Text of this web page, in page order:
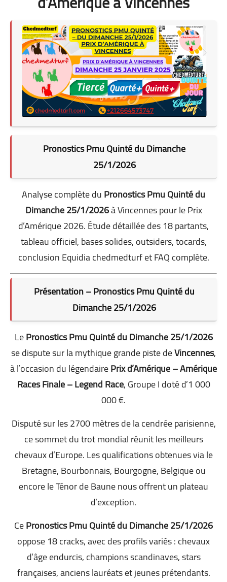
Pronostics Pmu Quinté du Dimanche
25/1/2026
Analyse complète duPronostics Pmu Quinté du
Dimanche 25/1/2026à Vincennes pour le Prix
d’Amérique 2026. Étude détaillée des 18 partants,
tableau officiel, bases solides, outsiders, tocards,
conclusion Equidia chedmedturf et FAQ complète.
Présentation – Pronostics Pmu Quinté du
Dimanche 25/1/2026
LePronostics Pmu Quinté du Dimanche 25/1/2026
se dispute sur la mythique grande piste deVincennes,
à l’occasion du légendairePrix d’Amérique – Amérique
Races Finale – Legend Race, Groupe I doté d’1 000
000 €.
Disputé sur les 2700 mètres de la cendrée parisienne,
ce sommet du trot mondial réunit les meilleurs
chevaux d’Europe. Les qualifications obtenues via le
Bretagne, Bourbonnais, Bourgogne, Belgique ou
encore le Ténor de Baune nous offrent un plateau
d’exception.
CePronostics Pmu Quinté du Dimanche 25/1/2026
oppose 18 cracks, avec des profils variés : chevaux
d’âge endurcis, champions scandinaves, stars
françaises, anciens lauréats et jeunes prétendants.